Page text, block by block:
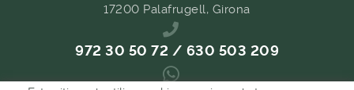
17200 Palafrugell, Girona
972 30 50 72 / 630 503 209